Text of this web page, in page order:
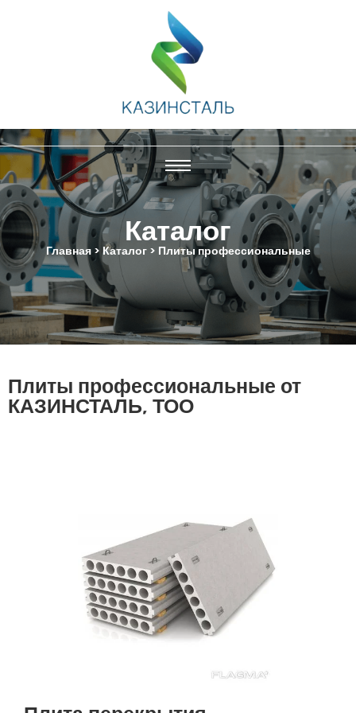
Каталог
Главная > Каталог > Плиты профессиональные
Плиты профессиональные от
КАЗИНСТАЛЬ, ТОО